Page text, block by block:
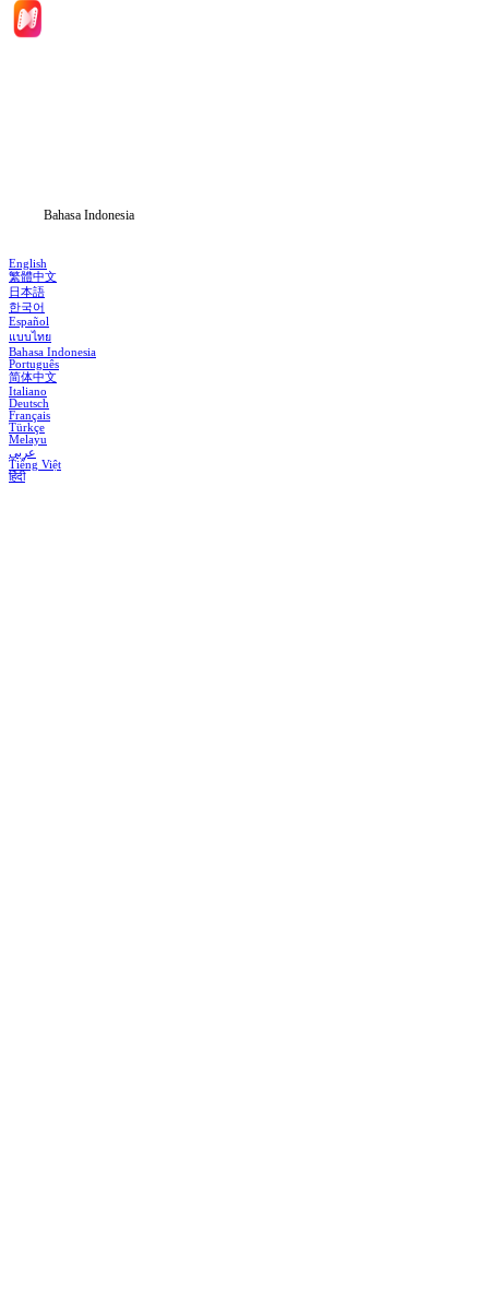
Bahasa Indonesia
English
繁體中文
日本語
한국어
Español
แบบไทย
Bahasa Indonesia
Português
简体中文
Italiano
Deutsch
Français
Türkçe
Melayu
عربي
Tiếng Việt
हिंदी